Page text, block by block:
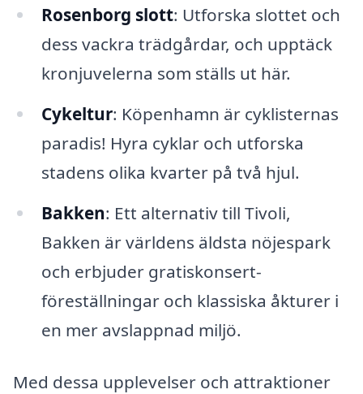
Rosenborg slott: Utforska slottet och
dess vackra trädgårdar, och upptäck
kronjuvelerna som ställs ut här.
Cykeltur: Köpenhamn är cyklisternas
paradis! Hyra cyklar och utforska
stadens olika kvarter på två hjul.
Bakken: Ett alternativ till Tivoli,
Bakken är världens äldsta nöjespark
och erbjuder gratiskonsert-
föreställningar och klassiska åkturer i
en mer avslappnad miljö.
Med dessa upplevelser och attraktioner